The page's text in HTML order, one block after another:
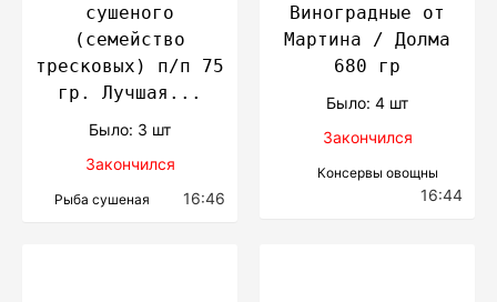
сушеного
(семейство
тресковых) п/п 75
гр. Лучшая...
Было: 3 шт
Закончился
Рыба сушеная 16:46
Виноградные от
Мартина / Долма
680 гр
Было: 4 шт
Закончился
Консервы овощны
16:44